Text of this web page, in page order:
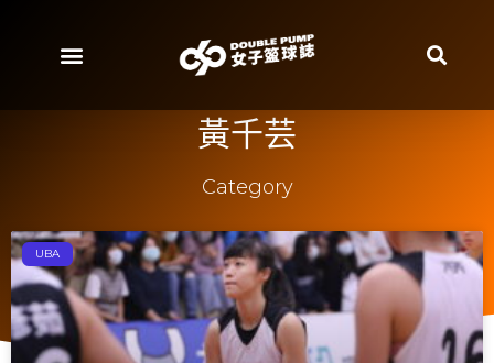
黃千芸
Category
UBA